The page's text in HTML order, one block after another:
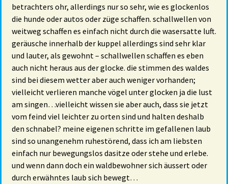
betrachters ohr, allerdings nur so sehr, wie es glockenlos
die hunde oder autos oder züge schaffen. schallwellen von
weitweg schaffen es einfach nicht durch die wasersatte luft.
geräusche innerhalb der kuppel allerdings sind sehr klar
und lauter, als gewohnt – schallwellen schaffen es eben
auch nicht heraus aus der glocke. die stimmen des waldes
sind bei diesem wetter aber auch weniger vorhanden;
vielleicht verlieren manche vögel unter glocken ja die lust
am singen…vielleicht wissen sie aber auch, dass sie jetzt
vom feind viel leichter zu orten sind und halten deshalb
den schnabel? meine eigenen schritte im gefallenen laub
sind so unangenehm ruhestörend, dass ich am liebsten
einfach nur bewegungslos dasitze oder stehe und erlebe.
und wenn dann doch ein waldbewohner sich äussert oder
durch erwähntes laub sich bewegt…